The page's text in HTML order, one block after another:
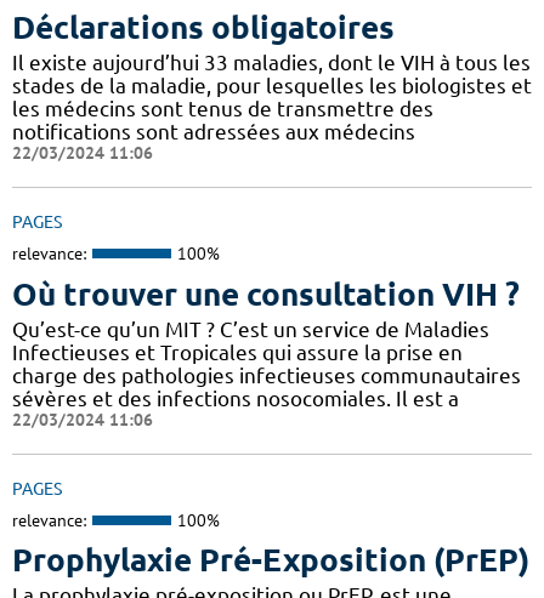
Déclarations obligatoires
Il existe aujourd’hui 33 maladies, dont le VIH à tous les
stades de la maladie, pour lesquelles les biologistes et
les médecins sont tenus de transmettre des
notifications sont adressées aux médecins
22/03/2024 11:06
PAGES
relevance: 100%
Où trouver une consultation VIH ?
Qu’est-ce qu’un MIT ? C’est un service de Maladies
Infectieuses et Tropicales qui assure la prise en
charge des pathologies infectieuses communautaires
sévères et des infections nosocomiales. Il est a
22/03/2024 11:06
PAGES
relevance: 100%
Prophylaxie Pré-Exposition (PrEP)